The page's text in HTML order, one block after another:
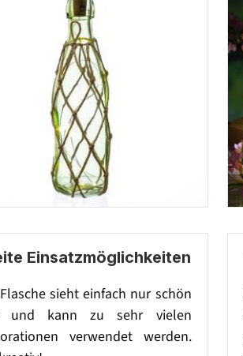
Einsatzmöglichkeiten
sieht einfach nur schön
und kann zu sehr vielen
verwendet werden.